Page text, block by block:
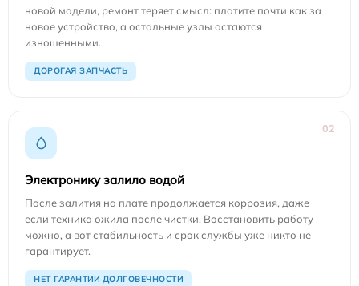
новой модели, ремонт теряет смысл: платите почти как за
новое устройство, а остальные узлы остаются
изношенными.
ДОРОГАЯ ЗАПЧАСТЬ
02
Электронику залило водой
После залития на плате продолжается коррозия, даже
если техника ожила после чистки. Восстановить работу
можно, а вот стабильность и срок службы уже никто не
гарантирует.
НЕТ ГАРАНТИИ ДОЛГОВЕЧНОСТИ